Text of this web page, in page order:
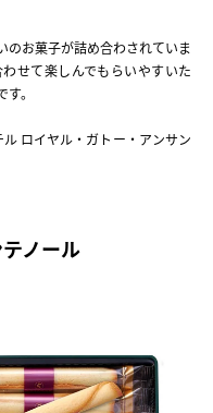
のお菓子が詰め合わされていま
せて楽しんでもらいやすいた
。
ロイヤル・ガトー・アンサン
ノール